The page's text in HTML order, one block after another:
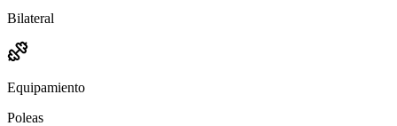
Bilateral
Equipamiento
Poleas